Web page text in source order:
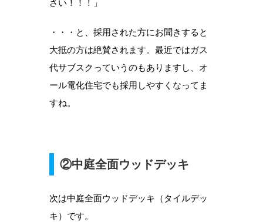
さい！！！」
・・・と、採用された方にお聞きすると
大抵の方は絶賛されます。最近ではガス
代サブスクっていうのもありますし、オ
ール電化住宅でも採用しやすくなってま
すね。
②中庭全面ウッドデッキ
次は中庭全面ウッドデッキ（タイルデッ
キ）です。